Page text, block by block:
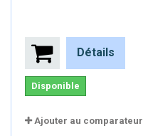
Détails
Disponible
Ajouter au comparateur